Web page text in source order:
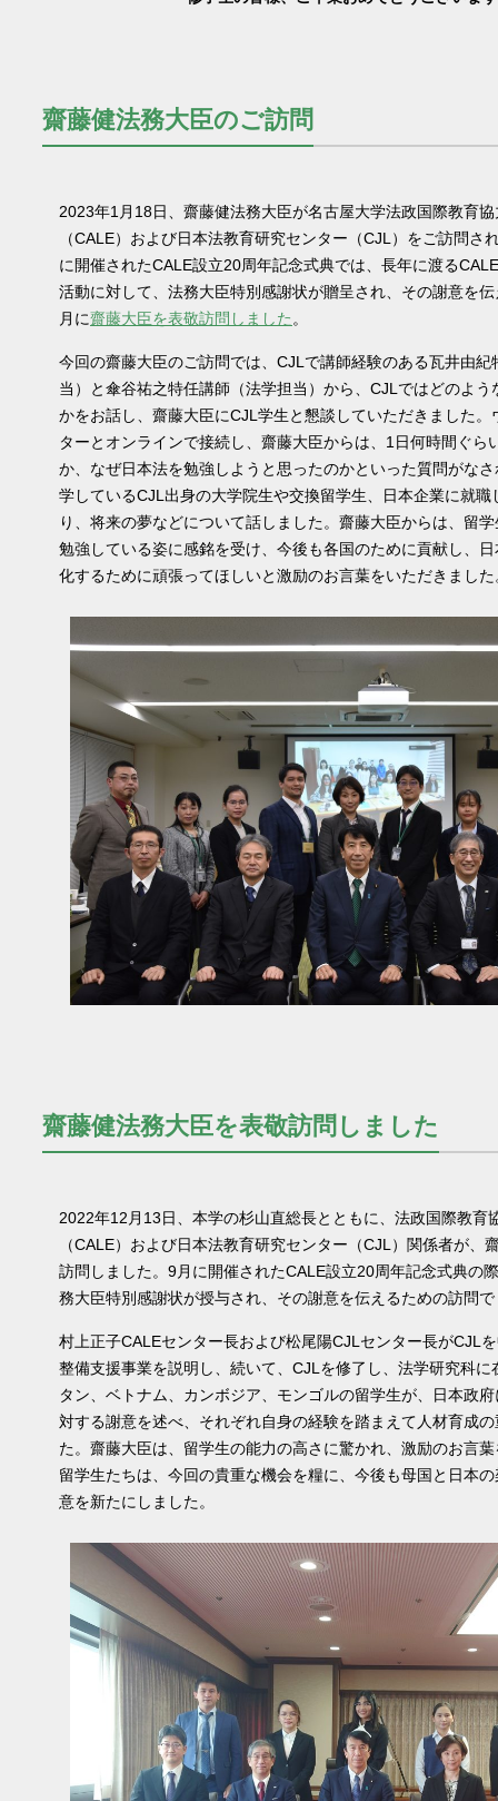
齋藤健法務大臣のご訪問
2023年1月18日、齋藤健法務大臣が名古屋大学法政国際教育
（CALE）および日本法教育研究センター（CJL）をご訪問さ
に開催されたCALE設立20周年記念式典では、長年に渡る
活動に対して、法務大臣特別感謝状が贈呈され、その謝意を
月に齋藤大臣を表敬訪問しました 。
今回の齋藤大臣のご訪問では、CJLで講師経験のある瓦井由紀
当）と傘谷祐之特任講師（法学担当）から、CJLではどのよう
かをお話し、齋藤大臣にCJL学生と懇談していただきました。
ターとオンラインで接続し、齋藤大臣からは、1日何時間ぐら
か、なぜ日本法を勉強しようと思ったのかといった質問がな
学しているCJL出身の大学院生や交換留学生、日本企業に就職
り、将来の夢などについて話しました。齋藤大臣からは、留
勉強している姿に感銘を受け、今後も各国のために貢献し、
化するために頑張ってほしいと激励のお言葉をいただきました
齋藤健法務大臣を表敬訪問しました
2022年12月13日、本学の杉山直総長とともに、法政国際教育
（CALE）および日本法教育研究センター（CJL）関係者が、
訪問しました。9月に開催されたCALE設立20周年記念式典の
務大臣特別感謝状が授与され、その謝意を伝えるための訪問
村上正子CALEセンター長および松尾陽CJLセンター長がCJL
整備支援事業を説明し、続いて、CJLを修了し、法学研究科に
タン、ベトナム、カンボジア、モンゴルの留学生が、日本政
対する謝意を述べ、それぞれ自身の経験を踏まえて人材育成
た。齋藤大臣は、留学生の能力の高さに驚かれ、激励のお言
留学生たちは、今回の貴重な機会を糧に、今後も母国と日本
意を新たにしました。